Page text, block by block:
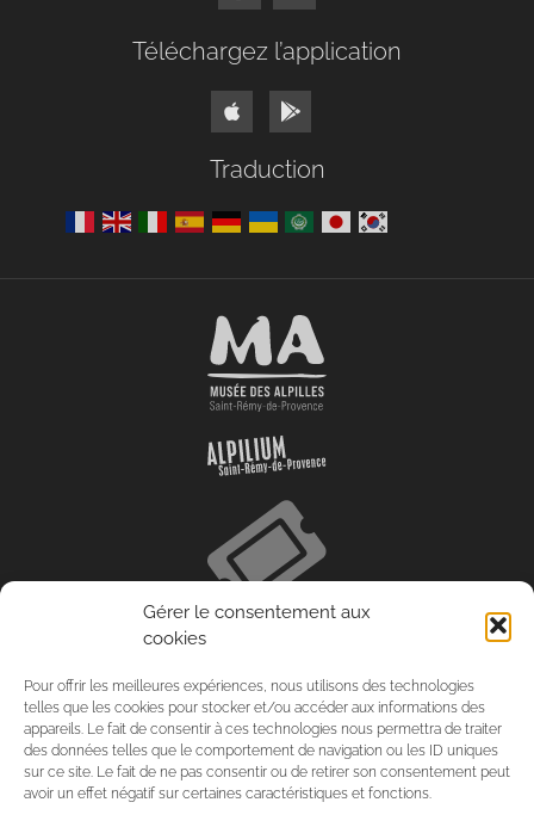
Gérer le consentement aux
cookies
Pour offrir les meilleures expériences, nous utilisons des technologies
telles que les cookies pour stocker et/ou accéder aux informations des
appareils. Le fait de consentir à ces technologies nous permettra de traiter
des données telles que le comportement de navigation ou les ID uniques
sur ce site. Le fait de ne pas consentir ou de retirer son consentement peut
avoir un effet négatif sur certaines caractéristiques et fonctions.
Téléchargez l’application
Traduction